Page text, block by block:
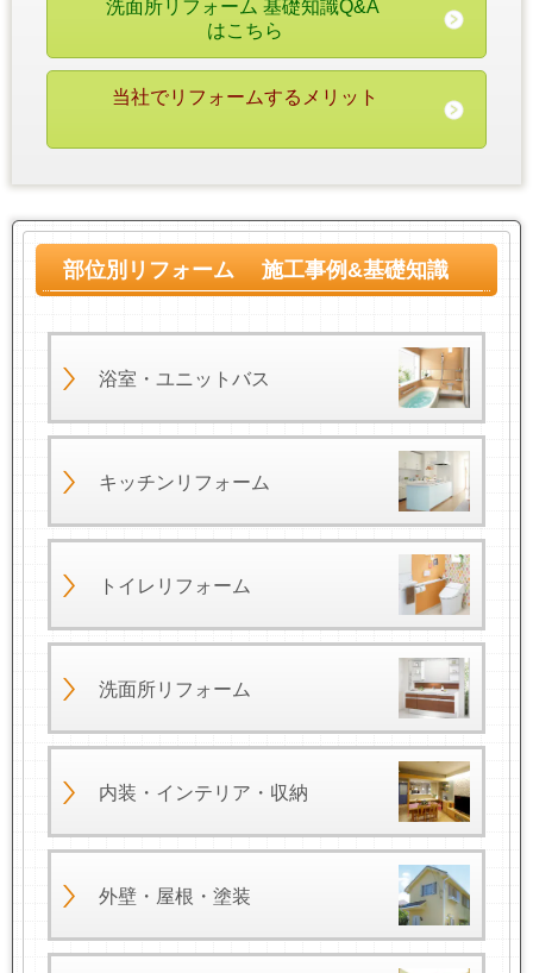
洗面所リフォーム 基礎知識Q&A
はこちら
当社でリフォームするメリット
部位別リフォーム 施工事例&基礎知識
浴室・ユニットバス
キッチンリフォーム
トイレリフォーム
洗面所リフォーム
内装・インテリア・収納
外壁・屋根・塗装